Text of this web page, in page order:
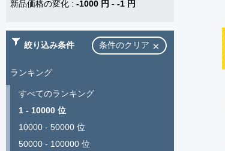
新品価格の変化 : -1000 円 - -1 円
絞り込み条件 条件のクリア
ランキング
すべてのランキング
1 - 10000 位
10000 - 50000 位
50000 - 100000 位